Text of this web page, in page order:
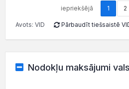
iepriekšējā 1 2
Avots: VID Pārbaudīt tiešsaistē
Nodokļu maksājumi